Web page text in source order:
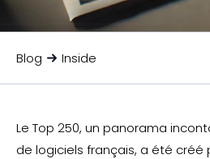
Blog Inside
Le Top 250, un panorama
de logiciels français, a été créé